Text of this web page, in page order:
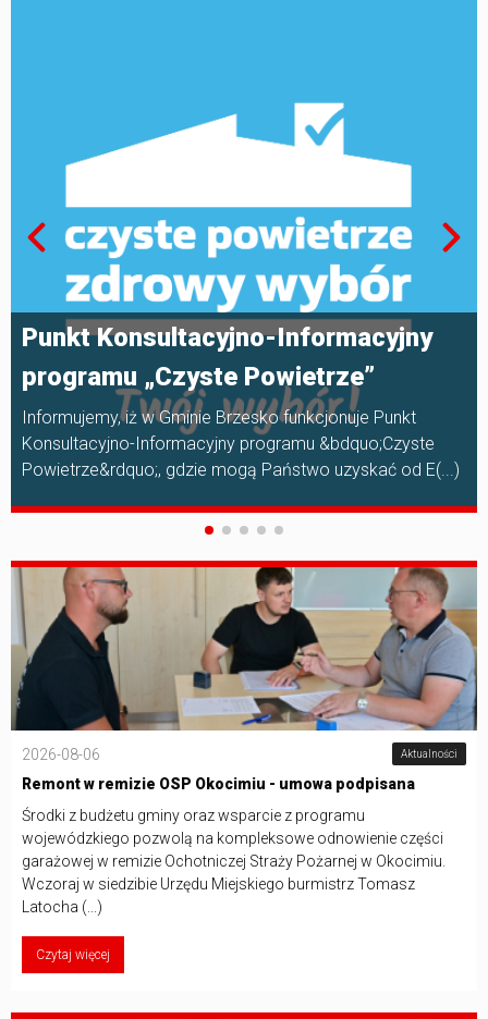
Punkt Konsultacyjno-Informacyjny
programu „Czyste Powietrze”
Informujemy, iż w Gminie Brzesko funkcjonuje Punkt
Konsultacyjno-Informacyjny programu &bdquo;Czyste
Powietrze&rdquo;, gdzie mogą Państwo uzyskać od E(...)
2026-08-06 Aktualności
Remont w remizie OSP Okocimiu - umowa podpisana
Środki z budżetu gminy oraz wsparcie z programu
wojewódzkiego pozwolą na kompleksowe odnowienie części
garażowej w remizie Ochotniczej Straży Pożarnej w Okocimiu.
Wczoraj w siedzibie Urzędu Miejskiego burmistrz Tomasz
Latocha (...)
Czytaj więcej